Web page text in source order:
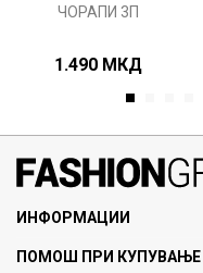
ЧОРАПИ 3П
1.490 МКД
1
ИНФОРМАЦИИ
За нас
ПОМОШ ПРИ КУПУВАЊЕ